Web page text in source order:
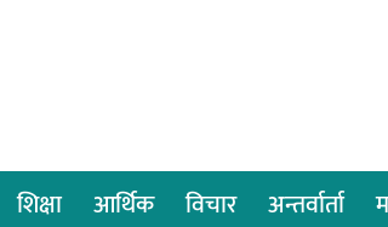
शिक्षा आर्थिक विचार अन्तर्वार्ता